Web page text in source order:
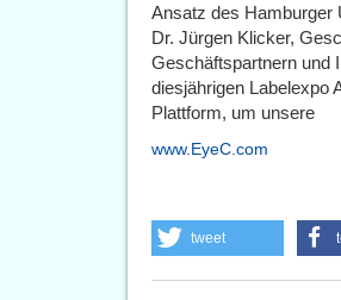
Ansatz des Hamburger
Dr. Jürgen Klicker,
Geschäftspartnern und
diesjährigen Labelexpo
Plattform, um unsere
www.EyeC.com
tweet